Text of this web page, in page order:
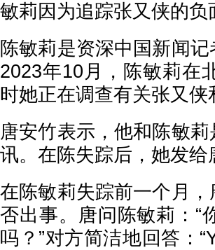
敏莉因为追踪张又侠的负
陈敏莉是资深中国新闻
2023年10月，陈敏莉在
时她正在调查有关张又
唐安竹表示，他和陈敏
讯。在陈失踪后，她发
在陈敏莉失踪前一个月
否出事。唐问陈敏莉：“
吗？”对方简洁地回答：